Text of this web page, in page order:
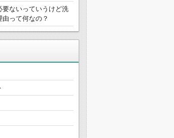
要ないっていうけど洗
って何なの？